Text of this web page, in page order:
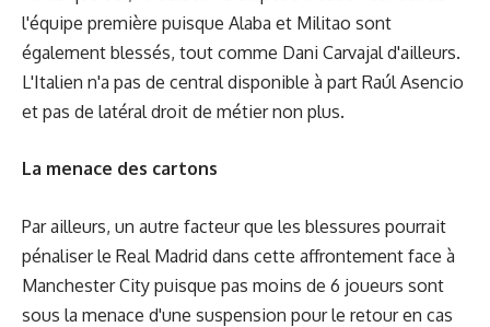
l'équipe première puisque Alaba et Militao sont
également blessés, tout comme Dani Carvajal d'ailleurs.
L'Italien n'a pas de central disponible à part Raúl Asencio
et pas de latéral droit de métier non plus.
La menace des cartons
Par ailleurs, un autre facteur que les blessures pourrait
pénaliser le Real Madrid dans cette affrontement face à
Manchester City puisque pas moins de 6 joueurs sont
sous la menace d'une suspension pour le retour en cas